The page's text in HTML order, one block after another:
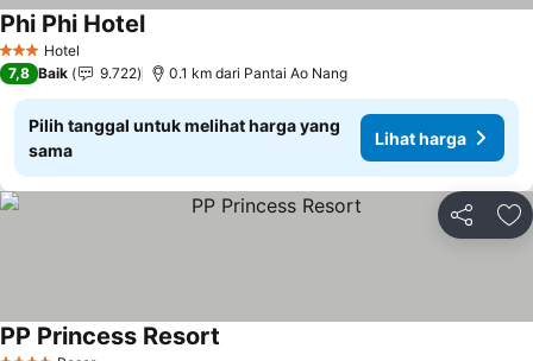
3 BintangHotel
Phi Phi Hotel
7,8 Baik 9.722 0.1 km dari Pantai Ao Nang
Pilih tanggal untuk melihat harga yang
sama
Lihat harga
Bagikan
PP Princess Resort